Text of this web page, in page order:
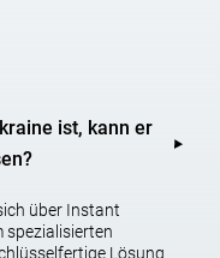
Ausländer zu
für
Dokumenten zur Lösung
haben
von Ausländern
Art und Weise der
bei den
ist, kann er
über Instant
spezialisierten
Lösung